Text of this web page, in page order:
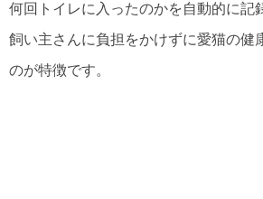
何回トイレに入ったのかを自動的に記
飼い主さんに負担をかけずに愛猫の健
のが特徴です。